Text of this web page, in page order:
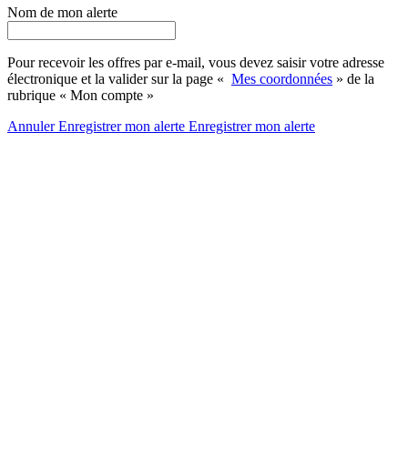
Nom de mon alerte
Pour recevoir les offres par e-mail, vous devez saisir votre adresse
électronique et la valider sur la page « Mes coordonnées » de la
rubrique « Mon compte »
AnnulerEnregistrer mon alerte Enregistrermon alerte